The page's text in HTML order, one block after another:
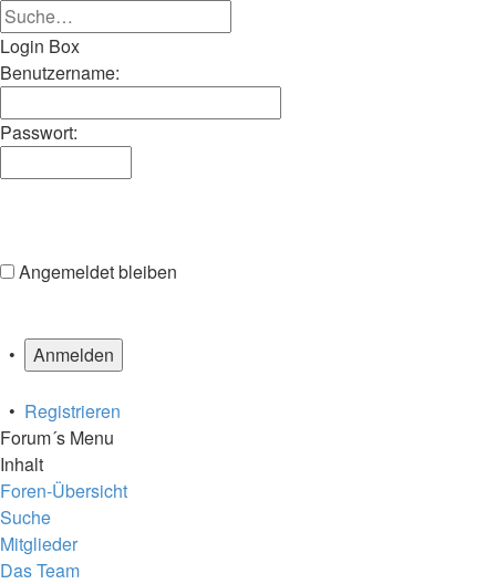
Suche
Login Box
Benutzername:
Passwort:
Angemeldet bleiben
•
• Registrieren
Forum´s Menu
Inhalt
Foren-Übersicht
Suche
Mitglieder
Das Team